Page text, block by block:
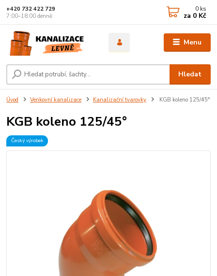
Menu
Hledat
+420 732 422 729
7:00–18:00 denně
0 ks
za 0 Kč
Úvod Venkovní kanalizace Kanalizační tvarovky KGB koleno 125/45°
KGB koleno 125/45°
Český výrobek